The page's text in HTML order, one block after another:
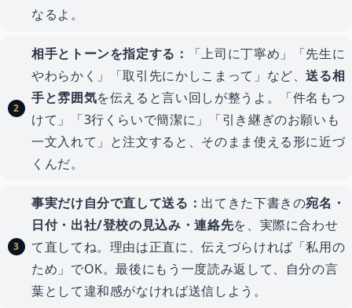
なるよ。
相手とトーンを指定する：
「上司に丁寧め」「先生に
やわらかく」「取引先にかしこまって」など、送る相
手と雰囲気を伝えると言い回しが整うよ。「件名もつ
けて」「3行くらいで簡潔に」「引き継ぎのお願いも
一文入れて」と注文すると、そのまま使える形に近づ
くんだ。
事実だけ自分で直して送る： 出てきた下書きの宛名・
日付・出社/登校の見込み・連絡先を、実際に合わせ
て直してね。理由は正直に、伝えづらければ「私用の
ため」でOK。最後にもう一度読み返して、自分の言
葉として違和感がなければ送信しよう。